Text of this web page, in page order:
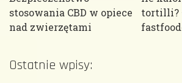
stosowania CBD w opiece
nad zwierzętami
tortilli?
Ostatnie wpisy: